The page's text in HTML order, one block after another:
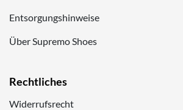
Entsorgungshinweise
Über Supremo Shoes
Rechtliches
Widerrufsrecht